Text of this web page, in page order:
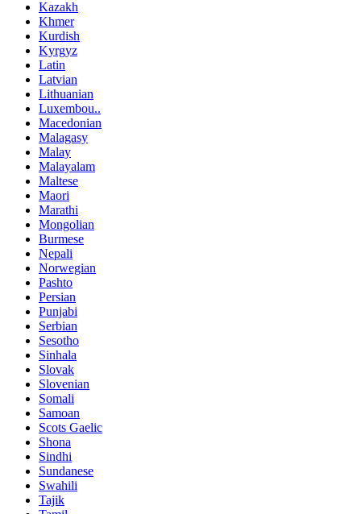
Kazakh
Khmer
Kurdish
Kyrgyz
Latin
Latvian
Lithuanian
Luxembou..
Macedonian
Malagasy
Malay
Malayalam
Maltese
Maori
Marathi
Mongolian
Burmese
Nepali
Norwegian
Pashto
Persian
Punjabi
Serbian
Sesotho
Sinhala
Slovak
Slovenian
Somali
Samoan
Scots Gaelic
Shona
Sindhi
Sundanese
Swahili
Tajik